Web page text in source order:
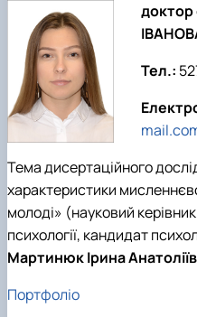
доктор
Тел.:
Тема дисертаційного
характеристики
молоді» (науковий
психології, кандидат
Мартинюк Ірина
Портфоліо